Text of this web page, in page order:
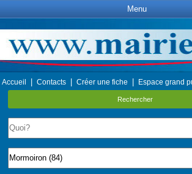
Menu
Accueil Contacts Créer une fiche Espace grand
Rechercher